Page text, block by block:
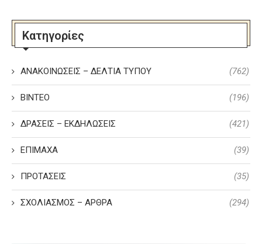
Κατηγορίες
ΑΝΑΚΟΙΝΩΣΕΙΣ – ΔΕΛΤΙΑ ΤΥΠΟΥ (762)
ΒΙΝΤΕΟ (196)
ΔΡΑΣΕΙΣ – ΕΚΔΗΛΩΣΕΙΣ (421)
ΕΠΙΜΑΧΑ (39)
ΠΡΟΤΑΣΕΙΣ (35)
ΣΧΟΛΙΑΣΜΟΣ – ΑΡΘΡΑ (294)